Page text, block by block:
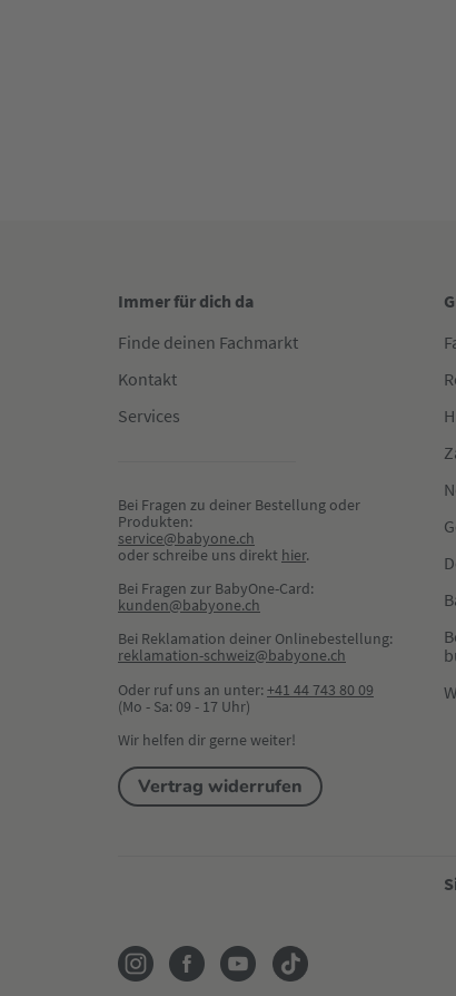
Immer für dich da
Finde deinen Fachmarkt
Kontakt
Services
Bei Fragen zu deiner Bestellung oder
Produkten:
service@babyone.ch
oder schreibe uns direkt hier.
Bei Fragen zur BabyOne-Card:
kunden@babyone.ch
Bei Reklamation deiner Onlinebestellung:
reklamation-schweiz@babyone.ch
Oder ruf uns an unter:+41 44 743 80 09
(Mo - Sa: 09 - 17 Uhr)
Wir helfen dir gerne weiter!
Vertrag widerrufen